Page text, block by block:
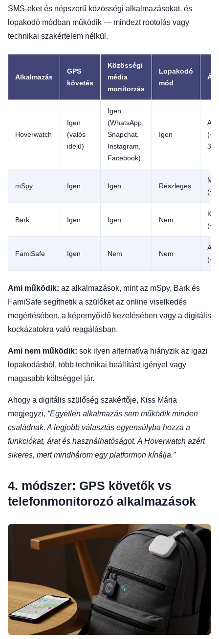
SMS-eket és népszerű közösségi alkalmazásokat, és
lopakodó módban működik — mindezt rootolás vagy
technikai szakértelem nélkül.
Alkalmazás
GPS
követés
Közösségi
média
monitorzás
Lopakodó
mód
Ár
Hoverwatch
Igen
(valós
idejű)
Igen
(WhatsApp,
Snapchat,
Instagram,
Facebook)
Igen
mSpy Igen Igen Részleges
Bark Igen Igen Nem
FamiSafe Igen Nem Nem
Ami működik: az alkalmazások, mint az mSpy, Bark és
FamiSafe segíthetik a szülőket az online viselkedés
megértésében, a képernyőidő kezelésében vagy a digitális
kockázatokra való reagálásban.
Ami nem működik: sok ilyen alternatíva hiányzik az igazi
lopakodásból, több technikai beállítást igényel vagy
magasabb költséggel jár.
Ahogy a digitális szülőség szakértője, Kiss Mária
megjegyzi, “Egyetlen alkalmazás sem működik minden
családnak. A legjobb választás egyensúlyba hozza a
funkciókat, árat és használhatóságot. A Hoverwatch azért
sikeres, mert mindhárom egy platformon kínálja.”
4. módszer: GPS követők vs
telefonmonitorozó alkalmazások